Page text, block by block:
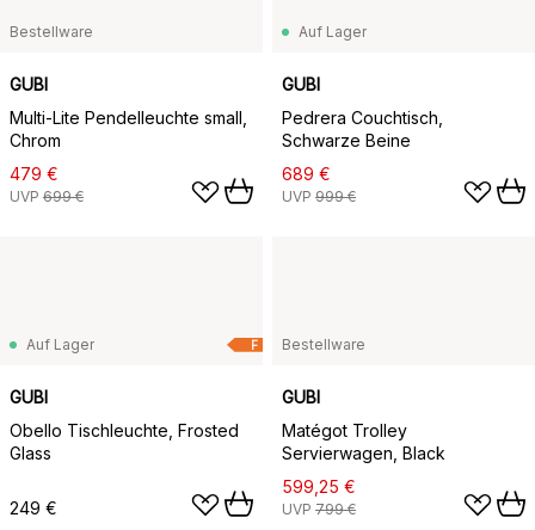
Bestellware
GUBI
Multi-Lite Pendelleuchte small,
Chrom
479 €
UVP 699 €
Auf Lager
GUBI
Pedrera Couchtisch,
Schwarze Beine
689 €
UVP 999 €
F
Auf Lager
GUBI
Obello Tischleuchte, Frosted
Glass
249 €
Bestellware
GUBI
Matégot Trolley
Servierwagen, Black
599,25 €
UVP 799 €